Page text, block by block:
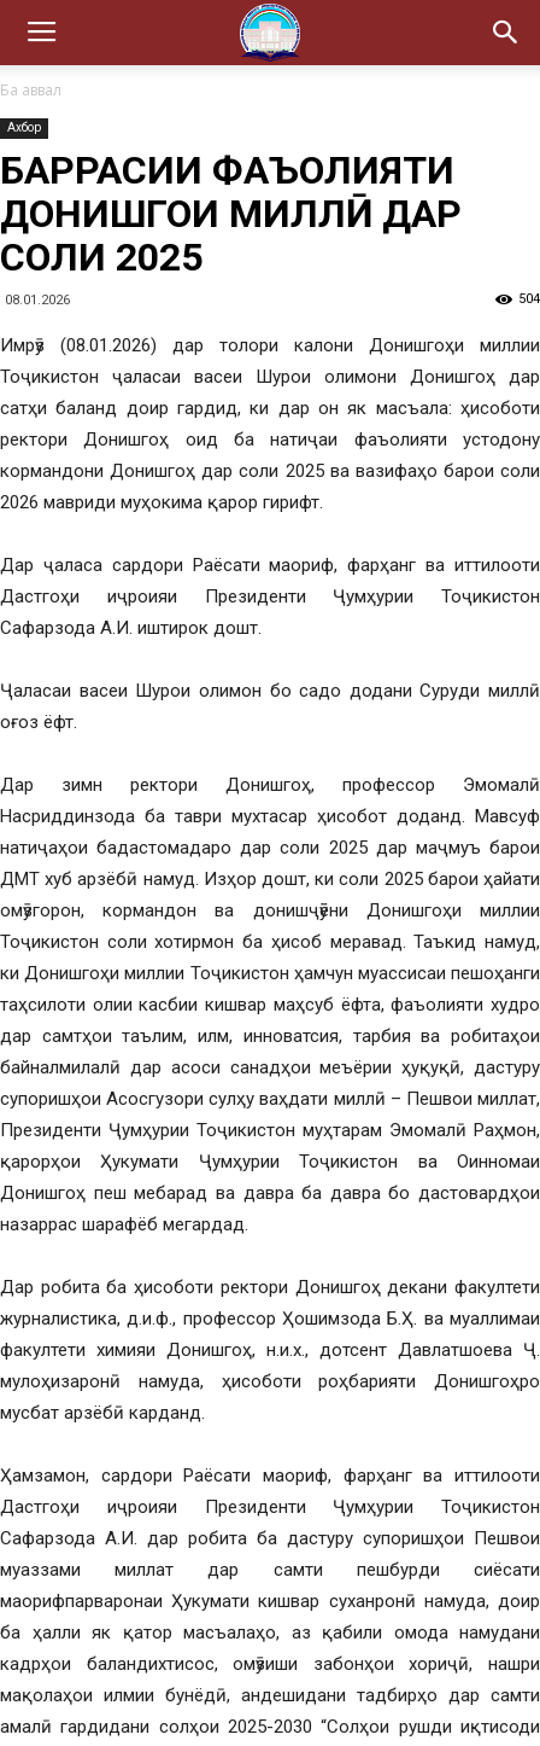
Ба аввал
Ахбор
БАРРАСИИ ФАЪОЛИЯТИ
ДОНИШГОҲИ МИЛЛӢ ДАР
СОЛИ 2025
08.01.2026 504
Имрӯз (08.01.2026) дар толори калони Донишгоҳи миллии
Тоҷикистон ҷаласаи васеи Шурои олимони Донишгоҳ дар
сатҳи баланд доир гардид, ки дар он як масъала: ҳисоботи
ректори Донишгоҳ оид ба натиҷаи фаъолияти устодону
кормандони Донишгоҳ дар соли 2025 ва вазифаҳо барои соли
2026 мавриди муҳокима қарор гирифт.
Дар ҷаласа сардори Раёсати маориф, фарҳанг ва иттилооти
Дастгоҳи иҷроияи Президенти Ҷумҳурии Тоҷикистон
Сафарзода А.И. иштирок дошт.
Ҷаласаи васеи Шурои олимон бо садо додани Суруди миллӣ
оғоз ёфт.
Дар зимн ректори Донишгоҳ, профессор Эмомалӣ
Насриддинзода ба таври мухтасар ҳисобот доданд. Мавсуф
натиҷаҳои бадастомадаро дар соли 2025 дар маҷмуъ барои
ДМТ хуб арзёбӣ намуд. Изҳор дошт, ки соли 2025 барои ҳайати
омӯзгорон, кормандон ва донишҷӯёни Донишгоҳи миллии
Тоҷикистон соли хотирмон ба ҳисоб меравад. Таъкид намуд,
ки Донишгоҳи миллии Тоҷикистон ҳамчун муассисаи пешоҳанги
таҳсилоти олии касбии кишвар маҳсуб ёфта, фаъолияти худро
дар самтҳои таълим, илм, инноватсия, тарбия ва робитаҳои
байналмилалӣ дар асоси санадҳои меъёрии ҳуқуқӣ, дастуру
супоришҳои Асосгузори сулҳу ваҳдати миллӣ – Пешвои миллат,
Президенти Ҷумҳурии Тоҷикистон муҳтарам Эмомалӣ Раҳмон,
қарорҳои Ҳукумати Ҷумҳурии Тоҷикистон ва Оинномаи
Донишгоҳ пеш мебарад ва давра ба давра бо дастовардҳои
назаррас шарафёб мегардад.
Дар робита ба ҳисоботи ректори Донишгоҳ декани факултети
журналистика, д.и.ф., профессор Ҳошимзода Б.Ҳ. ва муаллимаи
факултети химияи Донишгоҳ, н.и.х., дотсент Давлатшоева Ҷ.
мулоҳизаронӣ намуда, ҳисоботи роҳбарияти Донишгоҳро
мусбат арзёбӣ карданд.
Ҳамзамон, сардори Раёсати маориф, фарҳанг ва иттилооти
Дастгоҳи иҷроияи Президенти Ҷумҳурии Тоҷикистон
Сафарзода А.И. дар робита ба дастуру супоришҳои Пешвои
муаззами миллат дар самти пешбурди сиёсати
маорифпарваронаи Ҳукумати кишвар суханронӣ намуда, доир
ба ҳалли як қатор масъалаҳо, аз қабили омода намудани
кадрҳои баландихтисос, омӯзиши забонҳои хориҷӣ, нашри
мақолаҳои илмии бунёдӣ, андешидани тадбирҳо дар самти
амалӣ гардидани солҳои 2025-2030 “Солҳои рушди иқтисоди